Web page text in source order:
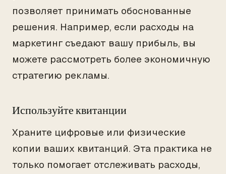
позволяет принимать обоснованные
решения. Например, если расходы на
маркетинг съедают вашу прибыль, вы
можете рассмотреть более экономичную
стратегию рекламы.
Используйте квитанции
Храните цифровые или физические
копии ваших квитанций. Эта практика не
только помогает отслеживать расходы,